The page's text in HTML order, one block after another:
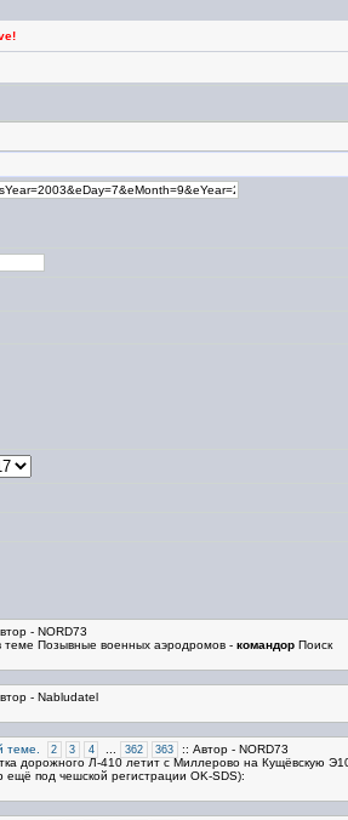
- NORD73
теме Позывные военных аэродромов - командорПоиск
- Nabludatel
теме. 2 3 4 362 363
:: Автор - NORD73
дорожного Л-410 летит с Миллерово на Кущёвскую
под чешской регистрации OK-SDS):